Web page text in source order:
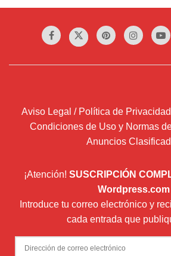
Aviso Legal / Política de
Condiciones de Uso y Normas
Anuncios
¡Atención! SUSCRIPCIÓN
Wordpress.com
Introduce tu correo electrónico y
cada entrada que
Dirección